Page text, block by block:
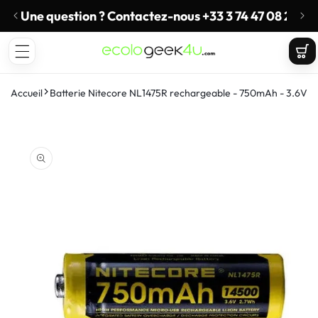
Une question ? Contactez-nous +33 3 74 47 08 29
ECOLOGEEK4U
Accueil Batterie Nitecore NL1475R rechargeable - 750mAh - 3.6V